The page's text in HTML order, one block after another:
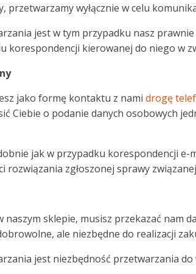
przetwarzamy wyłącznie w celu
jest w tym przypadku nasz
korespondencji kierowanej do niego w
jako formę kontaktu z nami drogę
Ciebie o podanie danych osobowych
jak w przypadku korespondencji
rozwiązania zgłoszonej sprawy
naszym sklepie, musisz przekazać nam
ale niezbędne do realizacji
jest niezbędność przetwarzania do